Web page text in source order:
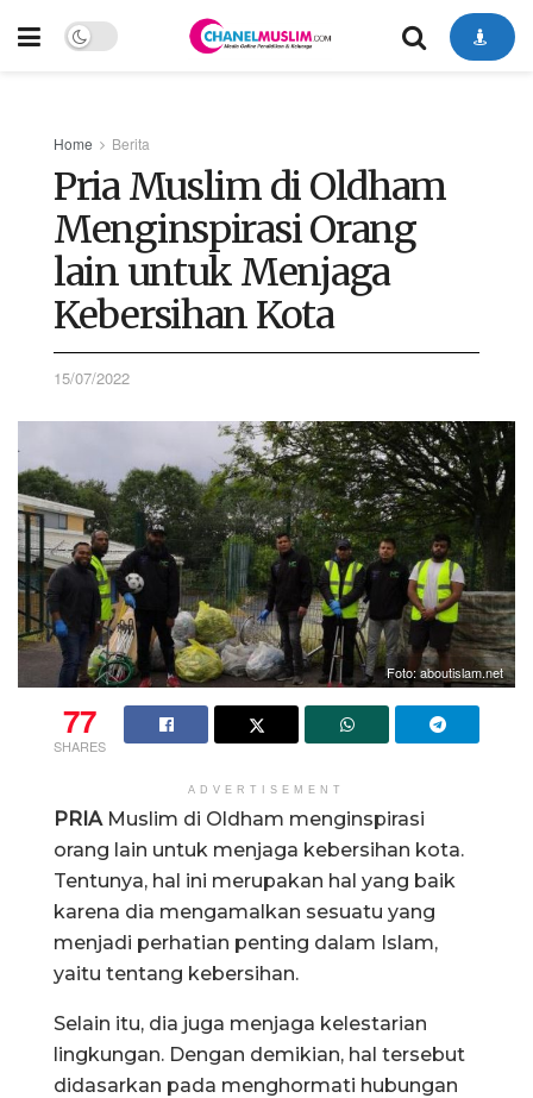
Home Berita
Pria Muslim di Oldham
Menginspirasi Orang
lain untuk Menjaga
Kebersihan Kota
15/07/2022
Foto: aboutislam.net
77
SHARES
ADVERTISEMENT
PRIA Muslim di Oldham menginspirasi
orang lain untuk menjaga kebersihan kota.
Tentunya, hal ini merupakan hal yang baik
karena dia mengamalkan sesuatu yang
menjadi perhatian penting dalam Islam,
yaitu tentang kebersihan.
Selain itu, dia juga menjaga kelestarian
lingkungan. Dengan demikian, hal tersebut
didasarkan pada menghormati hubungan